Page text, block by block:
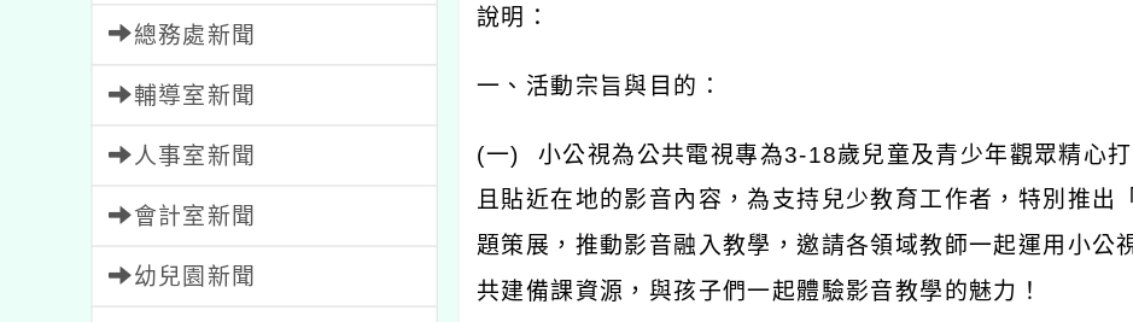
總務處新聞
輔導室新聞
人事室新聞
會計室新聞
幼兒園新聞
說明：
一、活動宗旨與目的：
(一) 小公視為公共電視專為3-18歲兒童及青少年觀眾精心
且貼近在地的影音內容，為支持兒少教育工作者，特別推出
題策展，推動影音融入教學，邀請各領域教師一起運用小公
共建備課資源，與孩子們一起體驗影音教學的魅力！